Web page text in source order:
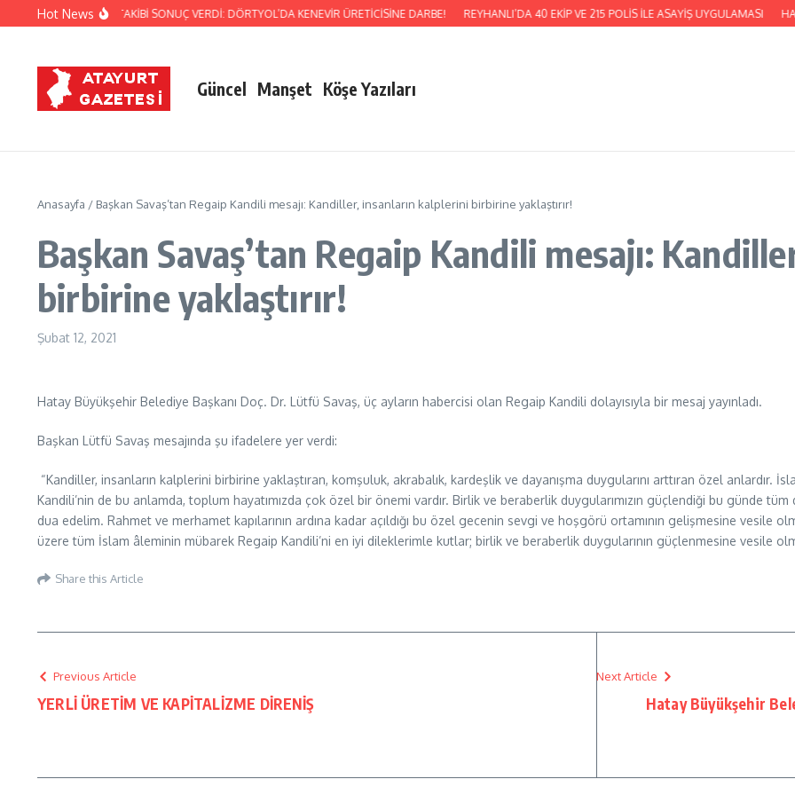
İçeriğe atlaHot News
JANDARMA’NIN TİTİZ TAKİBİ SONUÇ VERDİ: DÖRTYOL’DA KENEVİR ÜRETİCİSİNE DARBE! REYHANLI’DA 40 EKİP VE 215 POLİS İLE ASAYİŞ UYGULAMASI
Güncel Manşet Köşe Yazıları
Anasayfa / Başkan Savaş’tan Regaip Kandili mesajı: Kandiller, insanların kalplerini birbirine yaklaştırır!
Başkan Savaş’tan Regaip Kandili mesajı:
birbirine yaklaştırır!
Şubat 12, 2021
Hatay Büyükşehir Belediye Başkanı Doç. Dr. Lütfü Savaş, üç ayların habercisi olan Regaip Kandili dolayısıyla bir mesaj yayınladı.
Başkan Lütfü Savaş mesajında şu ifadelere yer verdi:
“Kandiller, insanların kalplerini birbirine yaklaştıran, komşuluk, akrabalık, kardeşlik ve dayanışma duygularını arttıran özel anlardır.
Kandili’nin de bu anlamda, toplum hayatımızda çok özel bir önemi vardır. Birlik ve beraberlik duygularımızın güçlendiği bu günde
dua edelim. Rahmet ve merhamet kapılarının ardına kadar açıldığı bu özel gecenin sevgi ve hoşgörü ortamının gelişmesine vesile
üzere tüm İslam âleminin mübarek Regaip Kandili’ni en iyi dileklerimle kutlar; birlik ve beraberlik duygularının güçlenmesine vesile
Share this Article
Previous Article
YERLİ ÜRETİM VE KAPİTALİZME DİRENİŞ
Next Article
Hatay Büyükşehir